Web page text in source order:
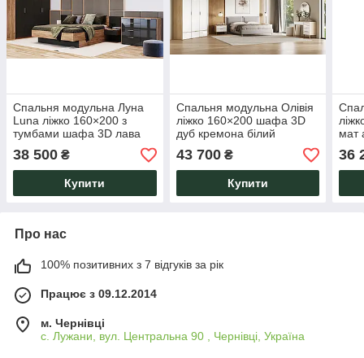
Спальня модульна Луна
Luna ліжко 160×200 з
тумбами шафа 3D лава
дуб крафт
38 500 ₴
Купити
Спальня модульна Олівія
ліжко 160×200 шафа 3D
дуб кремона білий
глянець
43 700₴
Купити
мат
36
Про нас
100% позитивних з 7 відгуків за рік
Працює з 09.12.2014
м. Чернівці
с. Лужани, вул. Центральна 90 , Чернівці, Україна